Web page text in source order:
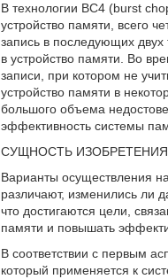
В технологии BC4 (burst
устройство памяти, всего
запись в последующих двух
в устройство памяти. Во
записи, при котором не
устройство памяти в
большого объема
эффективность системы
СУЩНОСТЬ ИЗОБРЕТЕНИЯ
Варианты осуществления
различают, изменились ли
что достигаются цели,
памяти и повышать
В соответствии с первым
который применяется к